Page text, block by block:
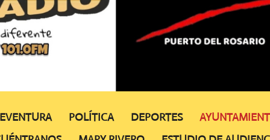
POLÍTICA DEPORTES